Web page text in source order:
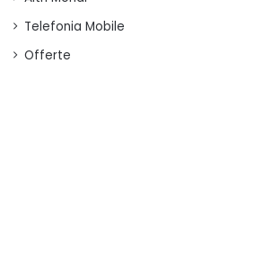
Telefonia Mobile
Offerte